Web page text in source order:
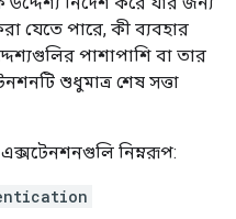
যেতে পারে, কী ব্যবহার
পাশাপাশি বা তার
শুধুমাত্র শেষ সত্তা
এক্সটেনশনগুলি নিম্নরূপ: